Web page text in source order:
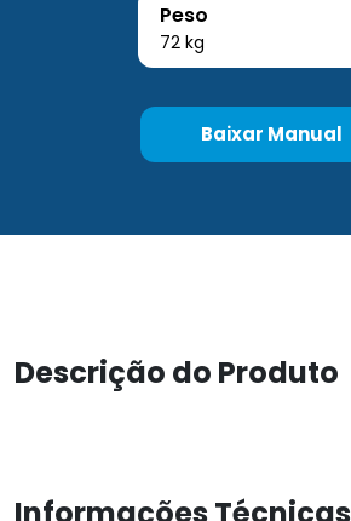
Peso
72 kg
Baixar Manual
Descrição do Produto